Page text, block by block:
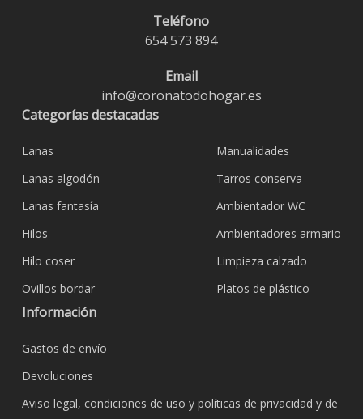
Teléfono
654 573 894
Email
info@coronatodohogar.es
Categorías destacadas
Lanas
Lanas algodón
Lanas fantasía
Hilos
Hilo coser
Ovillos bordar
Manualidades
Tarros conserva
Ambientador WC
Ambientadores armario
Limpieza calzado
Platos de plástico
Información
Gastos de envío
Devoluciones
Aviso legal, condiciones de uso y políticas de privacidad y de